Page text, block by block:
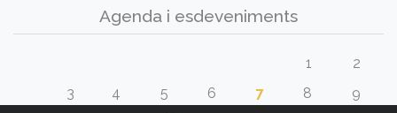
Agenda i esdeveniments
1
2
3
4 5 6 7 8
9